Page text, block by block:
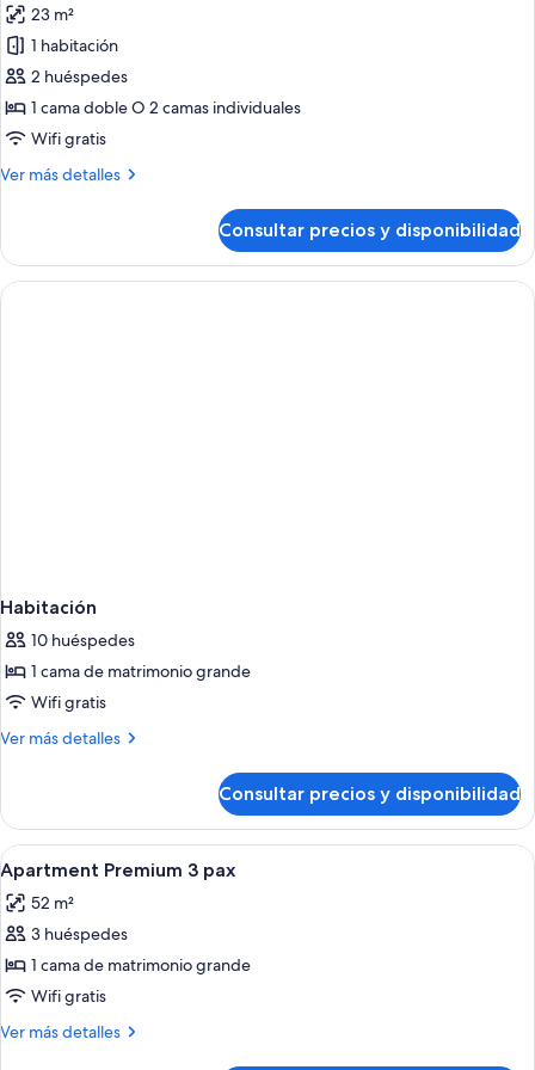
las
fotos
de
Estudio
estándar
23 m²
1 habitación
2 huéspedes
1 cama doble O 2 camas individuales
Wifi gratis
Ver más detalles
Más
estándar
Consultar precios y disponibilidad
Habitación
10 huéspedes
1 cama de matrimonio grande
Wifi gratis
Ver más detalles
Más
Consultar precios y disponibilidad
Abrir
todas
las
fotos
de
Apartment
Premium
Una habitación de hotel moderna
4
Apartment Premium 3 pax
52 m²
3 huéspedes
1 cama de matrimonio grande
Wifi gratis
Ver más detalles
Más